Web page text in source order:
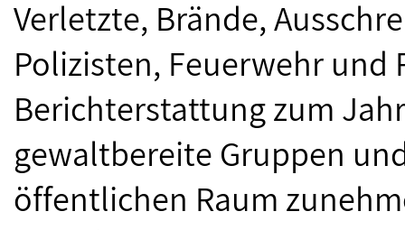
Verletzte, Brände,
Polizisten, Feuerwehr
Berichterstattung zum
gewaltbereite Gruppen
öffentlichen Raum